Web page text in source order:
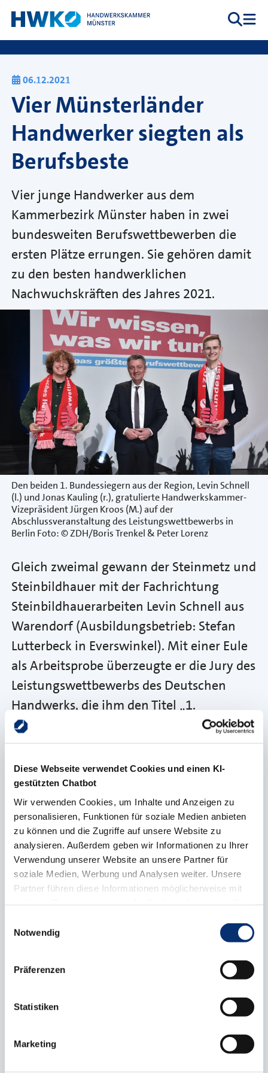
Diese Webseite verwendet Cookies und einen KI-
gestützten Chatbot
Wir verwenden Cookies, um Inhalte und Anzeigen zu
personalisieren, Funktionen für soziale Medien anbieten
zu können und die Zugriffe auf unsere Website zu
analysieren. Außerdem geben wir Informationen zu Ihrer
Verwendung unserer Website an unsere Partner für
soziale Medien, Werbung und Analysen weiter. Unsere
Partner führen diese Informationen möglicherweise mit
gesammelt haben.
Notwendig
Präferenzen
Statistiken
Marketing
Zum Inhalt springen
Hauptnavigation Suche
06.12.2021
Vier Münsterländer
Handwerker siegten als
Berufsbeste
Vier junge Handwerker aus dem
Kammerbezirk Münster haben in zwei
bundesweiten Berufswettbewerben die
ersten Plätze errungen. Sie gehören damit
zu den besten handwerklichen
Nachwuchskräften des Jahres 2021.
Den beiden 1. Bundessiegern aus der Region, Levin Schnell
(l.) und Jonas Kauling (r.), gratulierte Handwerkskammer-
Vizepräsident Jürgen Kroos (M.) auf der
Abschlussveranstaltung des Leistungswettbewerbs in
Berlin Foto: © ZDH/Boris Trenkel & Peter Lorenz
Gleich zweimal gewann der Steinmetz und
Steinbildhauer mit der Fachrichtung
Steinbildhauerarbeiten Levin Schnell aus
Warendorf (Ausbildungsbetrieb: Stefan
Lutterbeck in Everswinkel). Mit einer Eule
als Arbeitsprobe überzeugte er die Jury des
Leistungswettbewerbs des Deutschen
Handwerks, die ihm den Titel „1.
Bundessieger“ in seinem Beruf verlieh.
Außerdem holte Schnell mit einem
Widderkopf aus Anröchter Kalksandstein
als Gesellenstück im Bundeswettbewerb
„Die Gute Form“ den 1. Preis in seinem
Gewerk für die hervorragende Gestaltung.
„1. Bundessieger“ im
Leistungswettbewerb wurde außerdem
der Orthopädieschuhmacher Jonas
Christian Gebhardt in Emsdetten). Seine
Maßschuhe für Problemfüße aus hellem
Leder mit blauer Absteppung, die er für die
Gesellenprüfung fertigte, wurden als die
Besten seines Gewerks bewertet.
Den Titel „2. Bundessieger“ errang der